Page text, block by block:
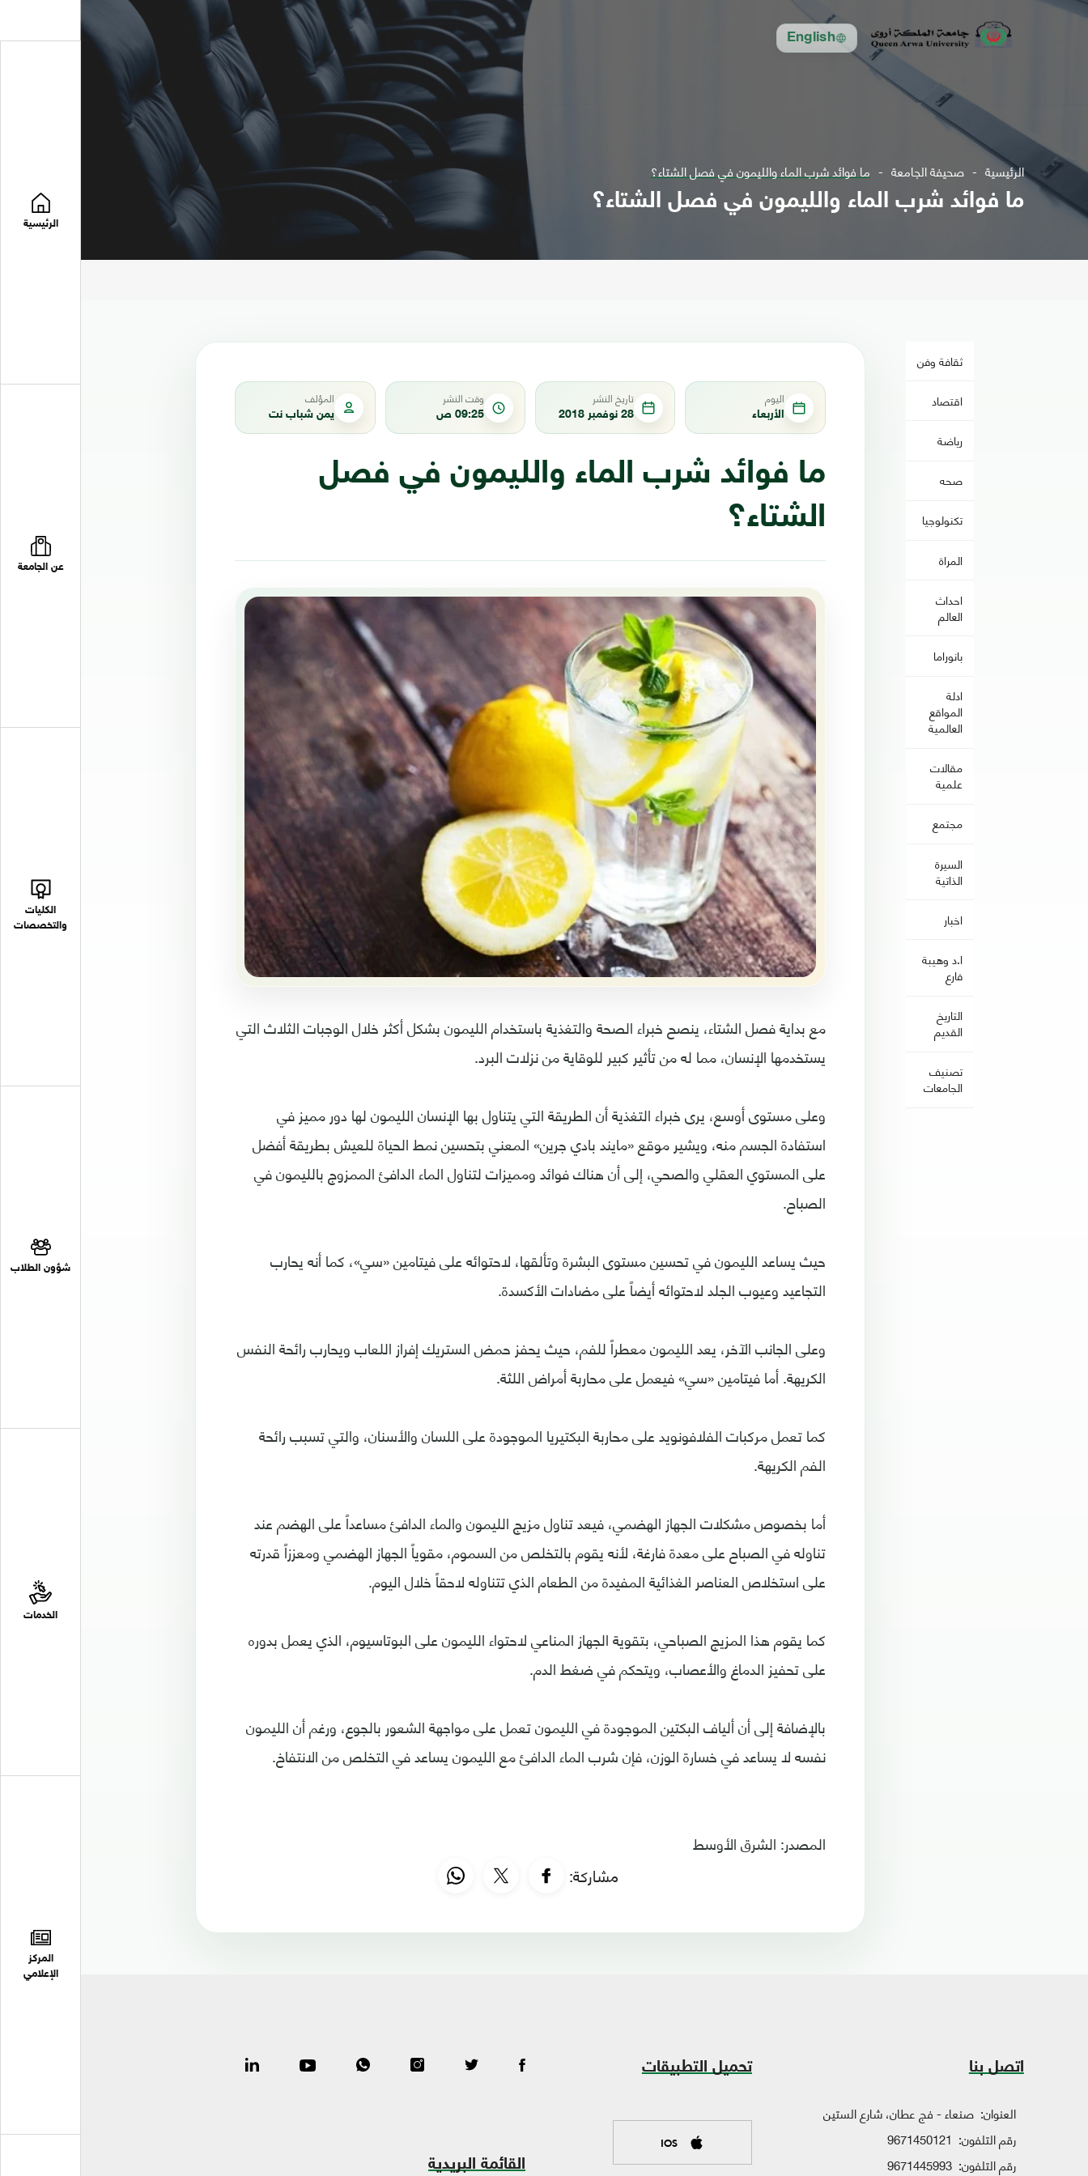
English
الرئيسية
عن الجامعة
الكليات
والتخصصات
شؤون الطلاب
الخدمات
المركز
الإعلامي
الرئيسية صحيفة الجامعة ما فوائد شرب الماء والليمون في فصل الشتاء؟
ما فوائد شرب الماء والليمون في فصل الشتاء؟
ثقافة وفن
اقتصاد
رياضة
صحه
تكنولوجيا
المراة
احداث
العالم
بانوراما
ادلة
المواقع
العالمية
مقالات
علمية
مجتمع
السيرة
الذاتية
اخبار
ا.د وهيبة
فارع
التاريخ
القديم
تصنيف
الجامعات
اليوم
الأربعاء
تاريخ النشر
28 نوفمبر 2018
وقت النشر
09:25 ص
المؤلف
يمن شباب نت
ما فوائد شرب الماء والليمون في فصل
الشتاء؟
مع بداية فصل الشتاء، ينصح خبراء الصحة والتغذية باستخدام الليمون بشكل أكثر خلال الوجبات الثلاث التي
يستخدمها الإنسان، مما له من تأثير كبير للوقاية من نزلات البرد.
وعلى مستوى أوسع، يرى خبراء التغذية أن الطريقة التي يتناول بها الإنسان الليمون لها دور مميز في
استفادة الجسم منه، ويشير موقع «مايند بادي جرين» المعني بتحسين نمط الحياة للعيش بطريقة أفضل
على المستوي العقلي والصحي، إلى أن هناك فوائد ومميزات لتناول الماء الدافئ الممزوج بالليمون في
الصباح.
حيث يساعد الليمون في تحسين مستوى البشرة وتألقها، لاحتوائه على فيتامين «سي»، كما أنه يحارب
التجاعيد وعيوب الجلد لاحتوائه أيضاً على مضادات الأكسدة.
وعلى الجانب الآخر، يعد الليمون معطراً للفم، حيث يحفز حمض الستريك إفراز اللعاب ويحارب رائحة النفس
الكريهة. أما فيتامين «سي» فيعمل على محاربة أمراض اللثة.
كما تعمل مركبات الفلافونويد على محاربة البكتيريا الموجودة على اللسان والأسنان، والتي تسبب رائحة
الفم الكريهة.
أما بخصوص مشكلات الجهاز الهضمي، فيعد تناول مزيج الليمون والماء الدافئ مساعداً على الهضم عند
تناوله في الصباح على معدة فارغة، لأنه يقوم بالتخلص من السموم، مقوياً الجهاز الهضمي ومعززاً قدرته
على استخلاص العناصر الغذائية المفيدة من الطعام الذي تتناوله لاحقاً خلال اليوم.
كما يقوم هذا المزيج الصباحي، بتقوية الجهاز المناعي لاحتواء الليمون على البوتاسيوم، الذي يعمل بدوره
على تحفيز الدماغ والأعصاب، ويتحكم في ضغط الدم.
بالإضافة إلى أن ألياف البكتين الموجودة في الليمون تعمل على مواجهة الشعور بالجوع، ورغم أن الليمون
نفسه لا يساعد في خسارة الوزن، فإن شرب الماء الدافئ مع الليمون يساعد في التخلص من الانتفاخ.
المصدر: الشرق الأوسط
مشاركة:
اتصل بنا
العنوان: صنعاء - فج عطان، شارع الستين
رقم التلفون: 9671450121
رقم التلفون: 9671445993
تحميل التطبيقات
IOS
القائمة البريدية